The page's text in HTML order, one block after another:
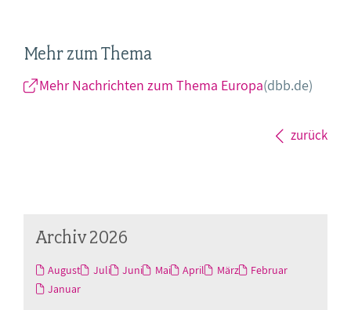
Mehr zum Thema
Mehr Nachrichten zum Thema Europa(dbb.de)
zurück
Archiv 2026
August Juli Juni Mai April März
Februar
Januar